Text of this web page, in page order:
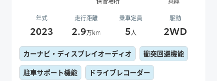
年式 走行距離 乗車定員 駆動
2023 2.9万km 5人 2WD
カーナビ・ディスプレイオーディオ
衝突回避機能
駐車サポート機能
ドライブレコーダー